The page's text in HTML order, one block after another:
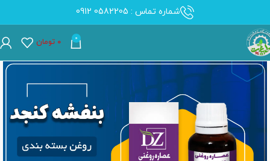
شماره تماس : 0582205 0912
0 ۰ تومان